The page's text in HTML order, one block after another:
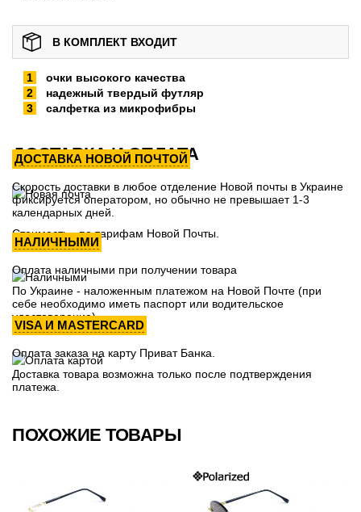
В КОМПЛЕКТ ВХОДИТ
очки высокого качества
надежный твердый футляр
салфетка из микрофибры
ДОСТАВКА И ОПЛАТА
ДОСТАВКА НОВОЙ ПОЧТОЙ
Скорость доставки в любое отделение Новой почты в Украине
фиксируется оператором, но обычно не превышает 1-3
календарных дней.
Стоимость - по тарифам Новой Почты.
НАЛИЧНЫМИ
Оплата наличными при получении товара
По Украине - наложенным платежом на Новой Почте (при
себе необходимо иметь паспорт или водительское
удостоверение)
VISA И MASTERCARD
Оплата заказа на карту Приват Банка.
Доставка товара возможна только после подтверждения
платежа.
ПОХОЖИЕ ТОВАРЫ